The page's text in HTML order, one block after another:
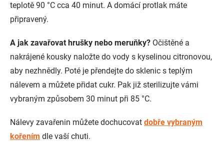
teplotě 90 °C cca 40 minut. A domácí protlak máte
připravený.
A jak zavařovat hrušky nebo meruňky? Očištěné a
nakrájené kousky naložte do vody s kyselinou citronovou,
aby nezhnědly. Poté je přendejte do sklenic s teplým
nálevem a můžete přidat cukr. Pak již sterilizujte vámi
vybraným způsobem 30 minut při 85 °C.
Nálevy zavařenin můžete dochucovat dobře vybraným
kořením dle vaší chuti.